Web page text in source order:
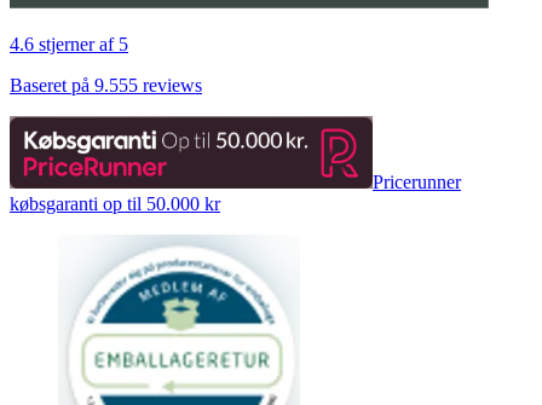
4.6 stjerner af 5
Baseret på 9.555 reviews
Pricerunner
købsgaranti op til 50.000 kr